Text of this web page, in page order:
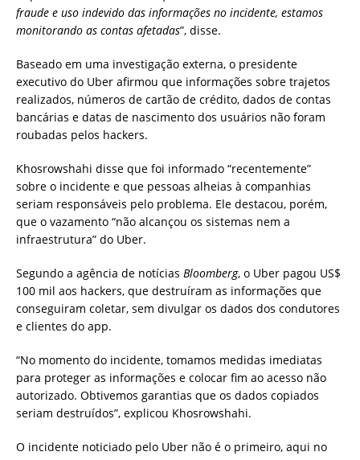
fraude e uso indevido das informações no incidente, estamos
monitorando as contas afetadas”, disse.
Baseado em uma investigação externa, o presidente
executivo do Uber afirmou que informações sobre trajetos
realizados, números de cartão de crédito, dados de contas
bancárias e datas de nascimento dos usuários não foram
roubadas pelos hackers.
Khosrowshahi disse que foi informado “recentemente”
sobre o incidente e que pessoas alheias à companhias
seriam responsáveis pelo problema. Ele destacou, porém,
que o vazamento “não alcançou os sistemas nem a
infraestrutura” do Uber.
Segundo a agência de notícias Bloomberg, o Uber pagou US$
100 mil aos hackers, que destruíram as informações que
conseguiram coletar, sem divulgar os dados dos condutores
e clientes do app.
“No momento do incidente, tomamos medidas imediatas
para proteger as informações e colocar fim ao acesso não
autorizado. Obtivemos garantias que os dados copiados
seriam destruídos”, explicou Khosrowshahi.
O incidente noticiado pelo Uber não é o primeiro, aqui no